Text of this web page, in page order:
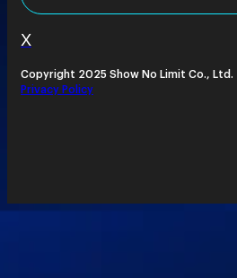
X
Copyright 2025 Show No Limit Co., Ltd.
Privacy Policy